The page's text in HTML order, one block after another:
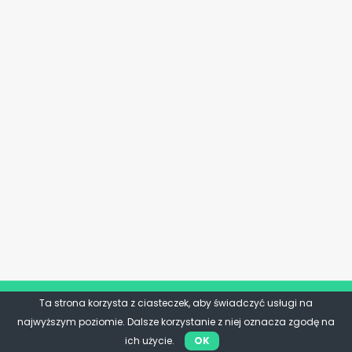
Ta strona korzysta z ciasteczek, aby świadczyć usługi na
najwyższym poziomie. Dalsze korzystanie z niej oznacza zgodę na
ich użycie.
OK